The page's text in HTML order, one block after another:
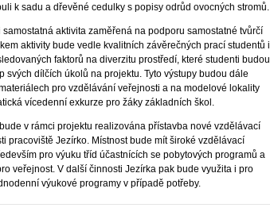
k sadu a dřevěné cedulky s popisy odrůd ovocných stromů.
aktivita zaměřená na podporu samostatné tvůrčí
aktivity bude vedle kvalitních závěrečných prací studentů i
faktorů na diverzitu prostředí, které studenti budou
svých dílčích úkolů na projektu. Tyto výstupy budou dále
pro vzdělávání veřejnosti a na modelové lokality
vícedenní exkurze pro žáky základních škol.
v rámci projektu realizována přístavba nové vzdělávací
pracoviště Jezírko. Místnost bude mít široké vzdělávací
pro výuku tříd účastnících se pobytových programů a
veřejnost. V další činnosti Jezírka pak bude využita i pro
výukové programy v případě potřeby.